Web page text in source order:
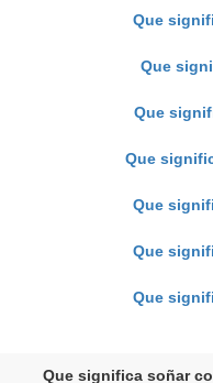
Que
Que
Que
Que
Que
Que
Que
Que significa soñar